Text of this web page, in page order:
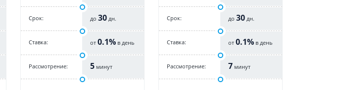
Срок: до30 дн.
Cтавка: от0.1% в день
Рассмотрение: 5 минут
Срок: до30 дн.
Cтавка: от0.1% в день
Рассмотрение: 7 минут